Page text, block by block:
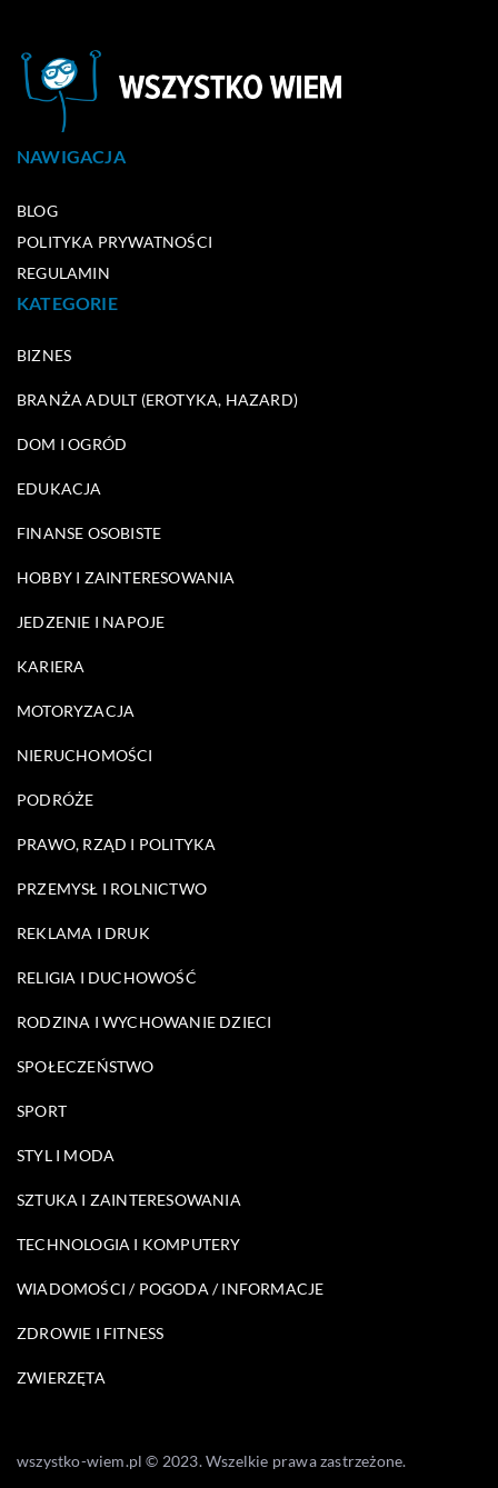
NAWIGACJA
BLOG
POLITYKA PRYWATNOŚCI
REGULAMIN
KATEGORIE
BIZNES
BRANŻA ADULT (EROTYKA, HAZARD)
DOM I OGRÓD
EDUKACJA
FINANSE OSOBISTE
HOBBY I ZAINTERESOWANIA
JEDZENIE I NAPOJE
KARIERA
MOTORYZACJA
NIERUCHOMOŚCI
PODRÓŻE
PRAWO, RZĄD I POLITYKA
PRZEMYSŁ I ROLNICTWO
REKLAMA I DRUK
RELIGIA I DUCHOWOŚĆ
RODZINA I WYCHOWANIE DZIECI
SPOŁECZEŃSTWO
SPORT
STYL I MODA
SZTUKA I ZAINTERESOWANIA
TECHNOLOGIA I KOMPUTERY
WIADOMOŚCI / POGODA / INFORMACJE
ZDROWIE I FITNESS
ZWIERZĘTA
wszystko-wiem.pl © 2023. Wszelkie prawa zastrzeżone.